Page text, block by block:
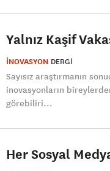
Yalnız Kaşif
İNOVASYON DERGI
Sayısız araştırmanın
inovasyonların
görebiliri...
Her Sosyal